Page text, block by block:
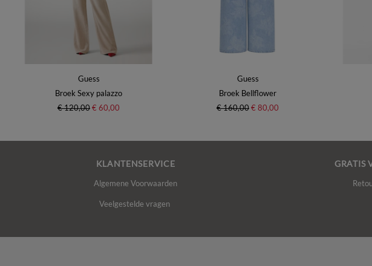
Guess
Broek Sexy palazzo
€ 120,00€ 60,00
Guess
Broek Bellflower
€ 160,00€ 80,00
KLANTENSERVICE
Algemene Voorwaarden
Veelgestelde vragen
GRATIS